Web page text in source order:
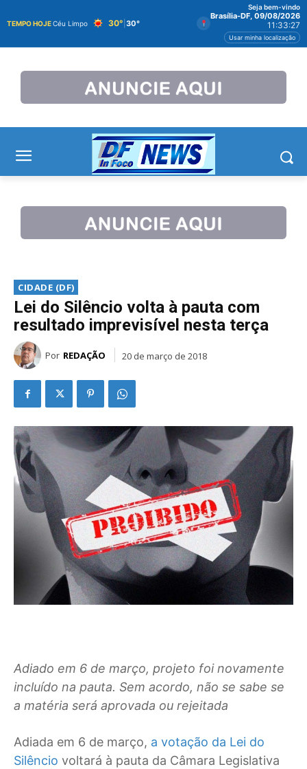
TEMPO HOJECéu Limpo 30° 30°
Seja bem-vindo
Brasília-DF, 09/08/2026
11:33:27
Usar minha localização
CIDADE (DF)
Lei do Silêncio volta à pauta com
resultado imprevisível nesta terça
Por REDAÇÃO 20 de março de 2018
Adiado em 6 de março, projeto foi novamente
incluído na pauta. Sem acordo, não se sabe se
a matéria será aprovada ou rejeitada
Adiada em 6 de março, a votação da Lei do
Silêncio voltará à pauta da Câmara Legislativa